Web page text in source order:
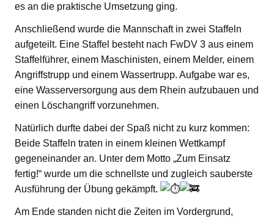
es an die praktische Umsetzung ging.
Anschließend wurde die Mannschaft in zwei Staffeln
aufgeteilt. Eine Staffel besteht nach FwDV 3 aus einem
Staffelführer, einem Maschinisten, einem Melder, einem
Angriffstrupp und einem Wassertrupp. Aufgabe war es,
eine Wasserversorgung aus dem Rhein aufzubauen und
einen Löschangriff vorzunehmen.
Natürlich durfte dabei der Spaß nicht zu kurz kommen:
Beide Staffeln traten in einem kleinen Wettkampf
gegeneinander an. Unter dem Motto „Zum Einsatz
fertig!“ wurde um die schnellste und zugleich sauberste
Ausführung der Übung gekämpft.
Am Ende standen nicht die Zeiten im Vordergrund,